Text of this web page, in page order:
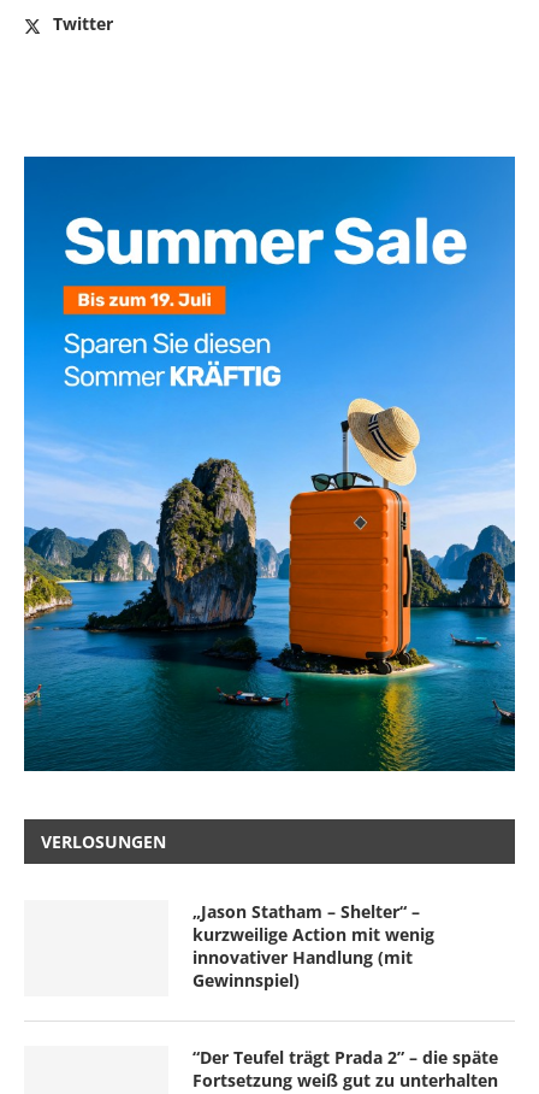
Twitter
VERLOSUNGEN
„Jason Statham – Shelter“ –
kurzweilige Action mit wenig
innovativer Handlung (mit
Gewinnspiel)
“Der Teufel trägt Prada 2” – die späte
Fortsetzung weiß gut zu unterhalten